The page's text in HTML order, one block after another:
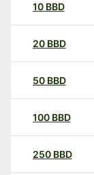
10 BBD
20 BBD
50 BBD
100 BBD
250 BBD